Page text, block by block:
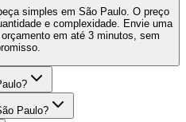
simples em São Paulo. O preço
e complexidade. Envie uma
em até 3 minutos, sem
Paulo?